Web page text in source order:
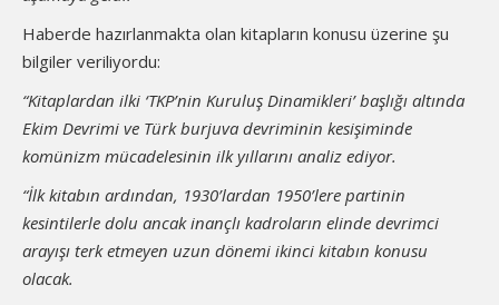
Haberde hazırlanmakta olan kitapların konusu üzerine şu
bilgiler veriliyordu:
“Kitaplardan ilki ‘TKP’nin Kuruluş Dinamikleri’ başlığı altında
Ekim Devrimi ve Türk burjuva devriminin kesişiminde
komünizm mücadelesinin ilk yıllarını analiz ediyor.
“İlk kitabın ardından, 1930’lardan 1950’lere partinin
kesintilerle dolu ancak inançlı kadroların elinde devrimci
arayışı terk etmeyen uzun dönemi ikinci kitabın konusu
olacak.